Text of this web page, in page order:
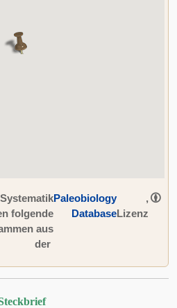
folgende
aus
der
Paleobiology
Database
,
Lizenz